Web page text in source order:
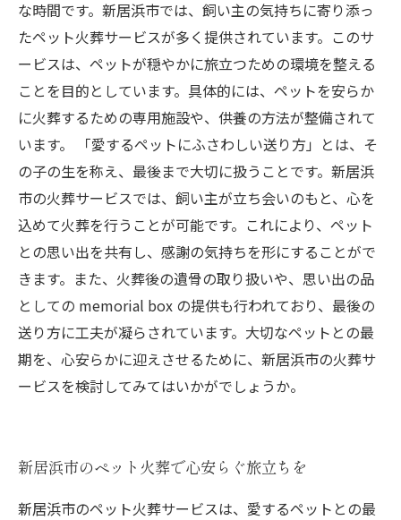
な時間です。新居浜市では、飼い主の気持ちに寄り添っ
たペット火葬サービスが多く提供されています。このサ
ービスは、ペットが穏やかに旅立つための環境を整える
ことを目的としています。具体的には、ペットを安らか
に火葬するための専用施設や、供養の方法が整備されて
います。 「愛するペットにふさわしい送り方」とは、そ
の子の生を称え、最後まで大切に扱うことです。新居浜
市の火葬サービスでは、飼い主が立ち会いのもと、心を
込めて火葬を行うことが可能です。これにより、ペット
との思い出を共有し、感謝の気持ちを形にすることがで
きます。また、火葬後の遺骨の取り扱いや、思い出の品
としての memorial box の提供も行われており、最後の
送り方に工夫が凝らされています。大切なペットとの最
期を、心安らかに迎えさせるために、新居浜市の火葬サ
ービスを検討してみてはいかがでしょうか。
新居浜市のペット火葬で心安らぐ旅立ちを
新居浜市のペット火葬サービスは、愛するペットとの最